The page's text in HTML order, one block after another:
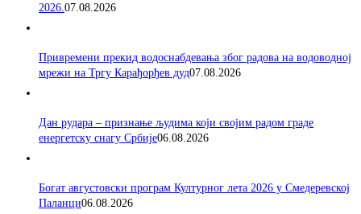
2026. 07.08.2026
Привремени прекид водоснабдевања због радова на водоводној
мрежи на Тргу Карађорђев дуд07.08.2026
Дан рудара – признање људима који својим радом граде
енергетску снагу Србије06.08.2026
Богат августовски програм Културног лета 2026 у Смедеревској
Паланци06.08.2026